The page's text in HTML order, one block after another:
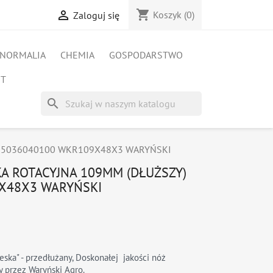
 Zaloguj się shopping_cart Koszyk (0)
NORMALIA CHEMIA
GOSPODARSTWO
search
WKR109X48X3 WARYŃSKI
ROTACYJNA 109MM (DŁUŻSZY)
WARYŃSKI
- przedłużany, Doskonałej jakości nóż
Waryński Agro.